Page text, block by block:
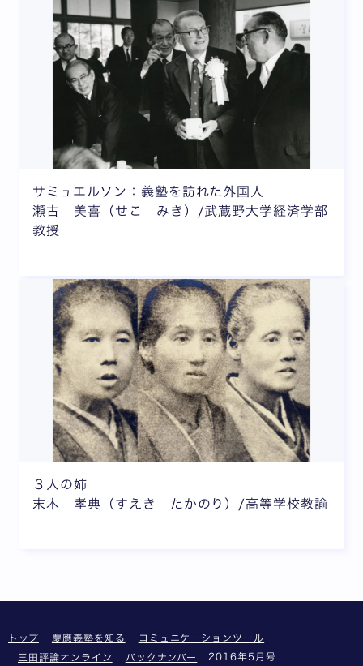
サミュエルソン：義塾を訪れた外国人
瀬古 美喜（せこ みき）/武蔵野大学経済学部
教授
３人の姉
末木 孝典（すえき たかのり）/高等学校教諭
トップ 慶應義塾を知る
コミュニケーションツール
三田評論オンライン
バックナンバー 2016年5月号